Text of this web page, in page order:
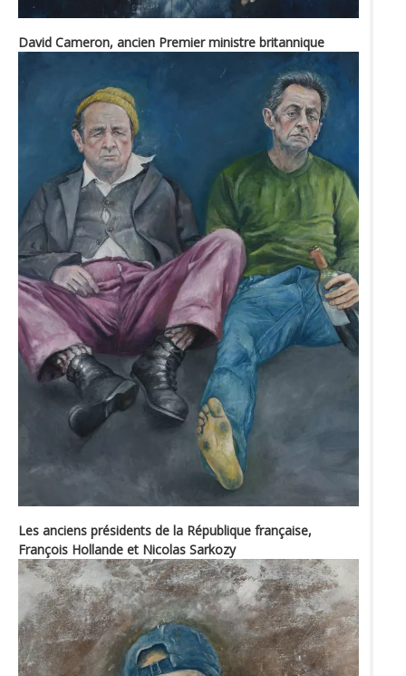
David Cameron, ancien Premier ministre britannique
Les anciens présidents de la République française,
François Hollande et Nicolas Sarkozy